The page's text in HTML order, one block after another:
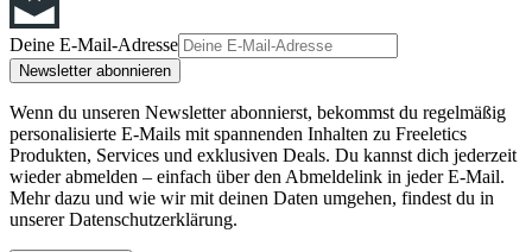
Deine E-Mail-Adresse
Newsletter abonnieren
Wenn du unseren Newsletter abonnierst, bekommst du regelmäßig
personalisierte E-Mails mit spannenden Inhalten zu Freeletics
Produkten, Services und exklusiven Deals. Du kannst dich jederzeit
wieder abmelden – einfach über den Abmeldelink in jeder E-Mail.
Mehr dazu und wie wir mit deinen Daten umgehen, findest du in
unserer Datenschutzerklärung.